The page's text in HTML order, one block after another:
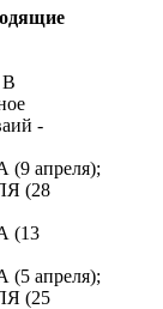
-
(9 апреля);
(28
(13
(5 апреля);
(25